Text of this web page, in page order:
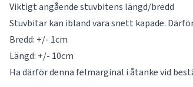
Viktigt angående stuvbitens längd/bredd
Stuvbitar kan ibland vara snett kapade.
Bredd: +/- 1cm
Längd: +/- 10cm
Ha därför denna felmarginal i åtanke vid